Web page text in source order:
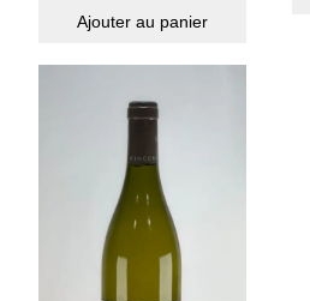
Ajouter au panier